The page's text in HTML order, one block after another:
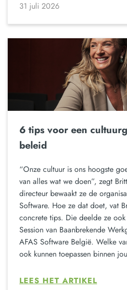
31 juli 2026
6 tips voor een
beleid
“Onze cultuur is ons hoogste
van alles wat we doen”, zegt
directeur bewaakt ze de
Software. Hoe ze dat doet, vat
concrete tips. Die deelde ze
Session van Baanbrekende
AFAS Software België. Welke
ook kunnen toepassen binnen
LEES HET ARTIKEL